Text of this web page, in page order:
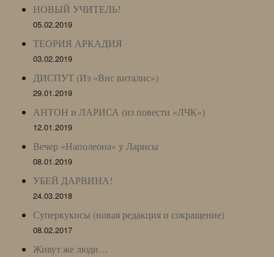
НОВЫЙ УЧИТЕЛЬ!
05.02.2019
ТЕОРИЯ АРКАДИЯ
03.02.2019
ДИСПУТ (Из «Вис виталис»)
29.01.2019
АНТОН и ЛАРИСА (из повести «ЛЧК»)
12.01.2019
Вечер «Наполеона» у Ларисы
08.01.2019
УБЕЙ ДАРВИНА!
24.03.2018
Суперкукисы (новая редакция и сокращение)
08.02.2017
Живут же люди…